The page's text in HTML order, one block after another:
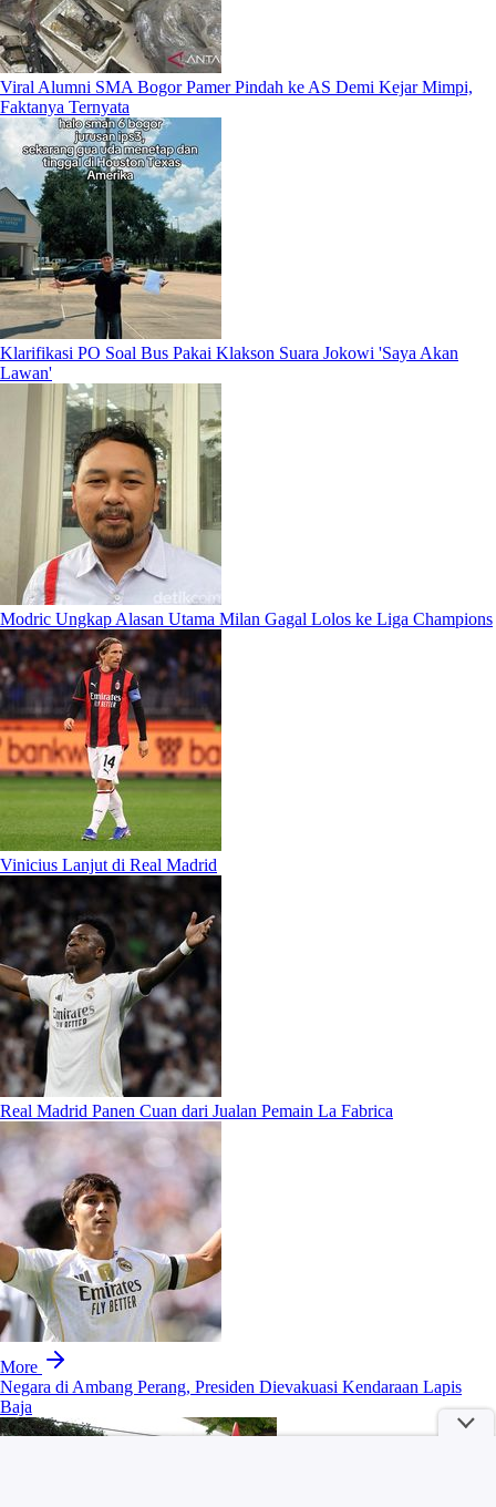
Viral Alumni SMA Bogor Pamer Pindah ke AS Demi Kejar Mimpi,
Faktanya Ternyata
Klarifikasi PO Soal Bus Pakai Klakson Suara Jokowi 'Saya Akan
Lawan'
Modric Ungkap Alasan Utama Milan Gagal Lolos ke Liga Champions
Vinicius Lanjut di Real Madrid
Real Madrid Panen Cuan dari Jualan Pemain La Fabrica
More
Negara di Ambang Perang, Presiden Dievakuasi Kendaraan Lapis
Baja